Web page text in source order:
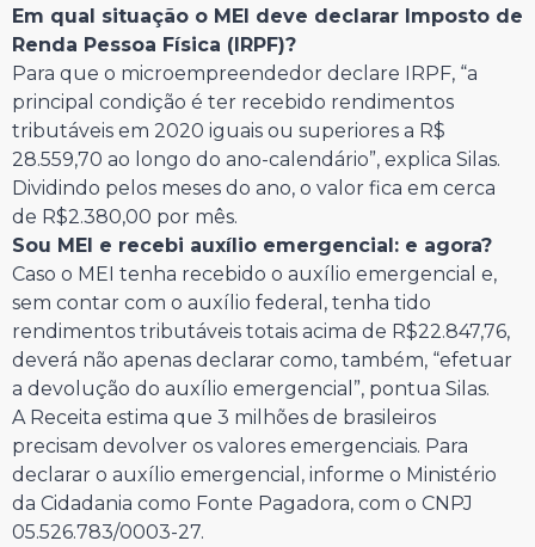
Em qual situação o MEI deve declarar Imposto de
Renda Pessoa Física (IRPF)?
Para que o microempreendedor declare IRPF, “a
principal condição é ter recebido rendimentos
tributáveis em 2020 iguais ou superiores a R$
28.559,70 ao longo do ano-calendário”, explica Silas.
Dividindo pelos meses do ano, o valor fica em cerca
de R$2.380,00 por mês.
Sou MEI e recebi auxílio emergencial: e agora?
Caso o MEI tenha recebido o auxílio emergencial e,
sem contar com o auxílio federal, tenha tido
rendimentos tributáveis totais acima de R$22.847,76,
deverá não apenas declarar como, também, “efetuar
a devolução do auxílio emergencial”, pontua Silas.
A Receita estima que 3 milhões de brasileiros
precisam devolver os valores emergenciais. Para
declarar o auxílio emergencial, informe o Ministério
da Cidadania como Fonte Pagadora, com o CNPJ
05.526.783/0003-27.